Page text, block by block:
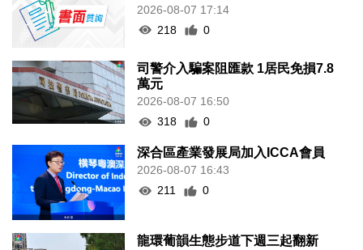
2026-08-07 17:14
218
0
司警介入騙案阻匯款 1居民免損7.8
萬元
2026-08-07 16:50
318
0
深合區產業發展局加入ICCA會員
2026-08-07 16:43
211
0
龍環葡韻生態步道下週三起翻新